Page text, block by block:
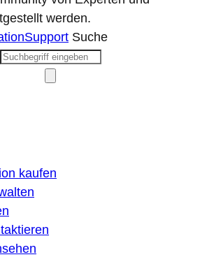
werden.
Support Suche
kaufen